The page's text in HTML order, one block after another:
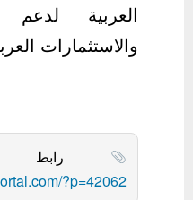
العربية لدعم
والاستثمارات
رابط
?p=42062